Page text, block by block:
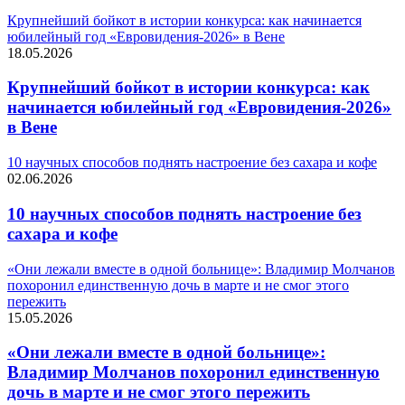
Крупнейший бойкот в истории конкурса: как начинается
юбилейный год «Евровидения-2026» в Вене
18.05.2026
Крупнейший бойкот в истории конкурса: как
начинается юбилейный год «Евровидения-2026»
в Вене
10 научных способов поднять настроение без сахара и кофе
02.06.2026
10 научных способов поднять настроение без
сахара и кофе
«Они лежали вместе в одной больнице»: Владимир Молчанов
похоронил единственную дочь в марте и не смог этого
пережить
15.05.2026
«Они лежали вместе в одной больнице»:
Владимир Молчанов похоронил единственную
дочь в марте и не смог этого пережить